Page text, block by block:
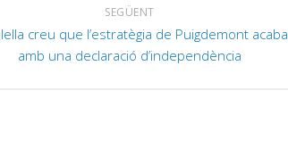
SEGÜENT
creu que l’estratègia de Puigdemont
amb una declaració d’independència